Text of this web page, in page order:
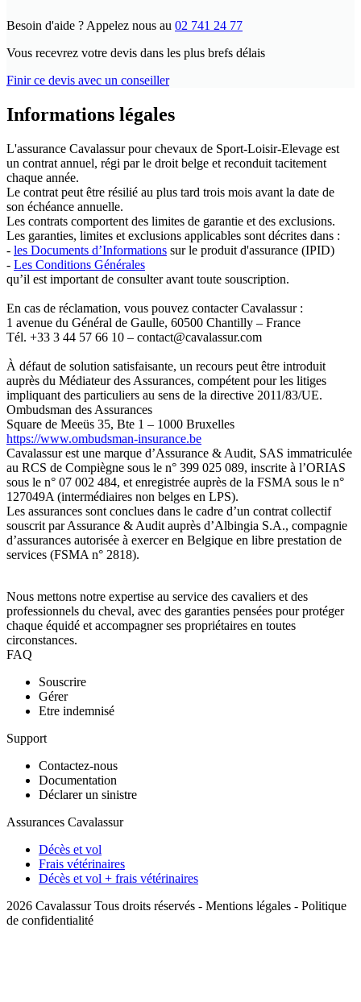
Besoin d'aide ? Appelez nous au 02 741 24 77
Vous recevrez votre devis dans les plus brefs délais
Finir ce devis avec un conseiller
Informations légales
L'assurance Cavalassur pour chevaux de Sport-Loisir-Elevage est
un contrat annuel, régi par le droit belge et reconduit tacitement
chaque année.
Le contrat peut être résilié au plus tard trois mois avant la date de
son échéance annuelle.
Les contrats comportent des limites de garantie et des exclusions.
Les garanties, limites et exclusions applicables sont décrites dans :
- les Documents d’Informations sur le produit d'assurance (IPID)
- Les Conditions Générales
qu’il est important de consulter avant toute souscription.
En cas de réclamation, vous pouvez contacter Cavalassur :
1 avenue du Général de Gaulle, 60500 Chantilly – France
Tél. +33 3 44 57 66 10 – contact@cavalassur.com
À défaut de solution satisfaisante, un recours peut être introduit
auprès du Médiateur des Assurances, compétent pour les litiges
impliquant des particuliers au sens de la directive 2011/83/UE.
Ombudsman des Assurances
Square de Meeüs 35, Bte 1 – 1000 Bruxelles
https://www.ombudsman-insurance.be
Cavalassur est une marque d’Assurance & Audit, SAS immatriculée
au RCS de Compiègne sous le n° 399 025 089, inscrite à l’ORIAS
sous le n° 07 002 484, et enregistrée auprès de la FSMA sous le n°
127049A (intermédiaires non belges en LPS).
Les assurances sont conclues dans le cadre d’un contrat collectif
souscrit par Assurance & Audit auprès d’Albingia S.A., compagnie
d’assurances autorisée à exercer en Belgique en libre prestation de
services (FSMA n° 2818).
Nous mettons notre expertise au service des cavaliers et des
professionnels du cheval, avec des garanties pensées pour protéger
chaque équidé et accompagner ses propriétaires en toutes
circonstances.
FAQ
Souscrire
Gérer
Etre indemnisé
Support
Contactez-nous
Documentation
Déclarer un sinistre
Assurances Cavalassur
Décès et vol
Frais vétérinaires
Décès et vol + frais vétérinaires
2026 Cavalassur Tous droits réservés - Mentions légales - Politique
de confidentialité